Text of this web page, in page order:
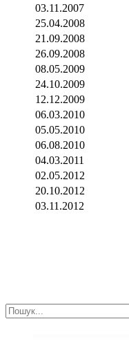
03.11.2007
25.04.2008
21.09.2008
26.09.2008
08.05.2009
24.10.2009
12.12.2009
06.03.2010
05.05.2010
06.08.2010
04.03.2011
02.05.2012
20.10.2012
03.11.2012